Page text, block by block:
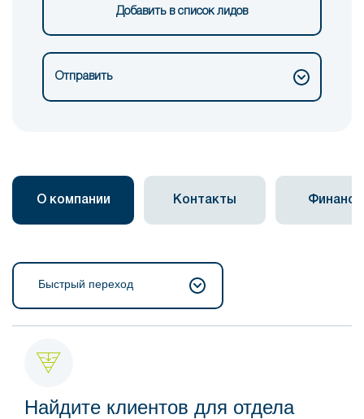
Добавить в список лидов
Отправить
О компании Контакты Финансы
Быстрый переход
Найдите клиентов для отдела